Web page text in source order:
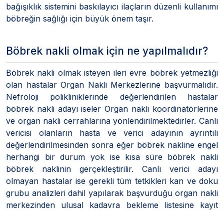
bağışıklık sistemini baskılayıcı ilaçların düzenli kullanımı
böbreğin sağlığı için büyük önem taşır.
Böbrek nakli olmak için ne yapılmalıdır?
Böbrek nakli olmak isteyen ileri evre böbrek yetmezliği
olan hastalar Organ Nakli Merkezlerine başvurmalıdır.
Nefroloji polikliniklerinde değerlendirilen hastalar
böbrek nakli adayı iseler Organ nakli koordinatörlerine
ve organ nakli cerrahlarına yönlendirilmektedirler. Canlı
vericisi olanların hasta ve verici adayının ayrıntılı
değerlendirilmesinden sonra eğer böbrek nakline engel
herhangi bir durum yok ise kısa süre böbrek nakli
böbrek naklinin gerçekleştirilir. Canlı verici adayı
olmayan hastalar ise gerekli tüm tetkikleri kan ve doku
grubu analizleri dahil yapılarak başvurduğu organ nakli
merkezinden ulusal kadavra bekleme listesine kayıt